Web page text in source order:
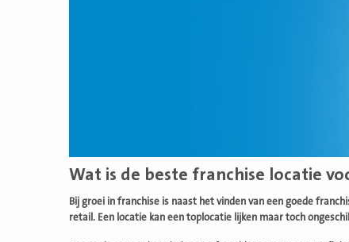
Wat is de beste franchise locatie
Bij groei in franchise is naast het vinden van een goede
retail. Een locatie kan een toplocatie lijken maar toch